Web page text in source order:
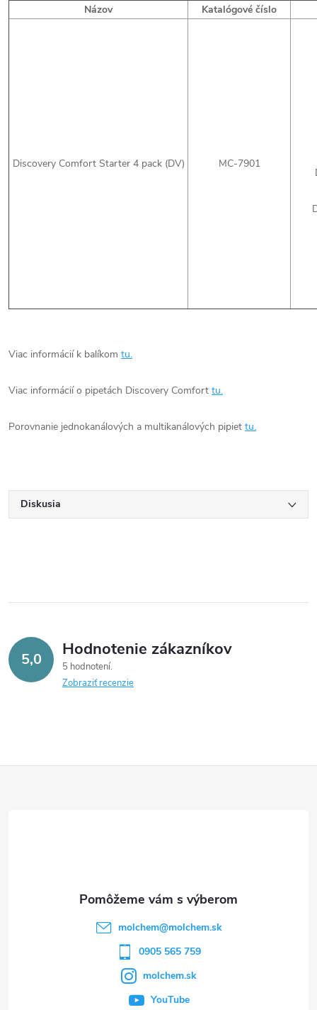
Názov Katalógové číslo
Discovery Comfort Starter 4 pack (DV) MC-7901
Viac informácií k balíkom tu.
Viac informácií o pipetách Discovery Comfort tu.
Porovnanie jednokanálových a multikanálových pipiet tu.
Diskusia
5,0 Hodnotenie zákazníkov
5 hodnotení
Zobraziť recenzie
molchem@molchem.sk
0905 565 759
molchem.sk
YouTube